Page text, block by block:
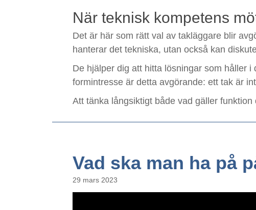
När teknisk kompetens
Det är här som rätt val av takläggare blir
hanterar det tekniska, utan också kan
De hjälper dig att hitta lösningar som håller
formintresse är detta avgörande: ett tak är
Att tänka långsiktigt både vad gäller
Vad ska man ha på
29 mars 2023